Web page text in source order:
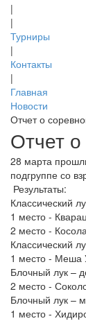
|
|
Турниры
|
Контакты
|
Главная
Новости
Отчет о
Отчет
28 марта
подгруппе со
Результаты:
Классический
1 место -
2 место -
Классический
1 место - Меша
Блочный лук –
2 место -
Блочный лук –
1 место -